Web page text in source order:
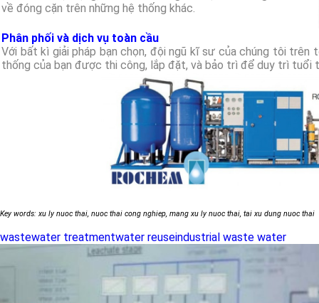
về đóng cặn trên những hệ thống khác.
Phân phối và dịch vụ toàn cầu
Với bất kì giải pháp bạn chọn, đội ngũ kĩ sư của chúng tôi trên
thống của bạn được thi công, lắp đặt, và bảo trì để duy trì tuổi
Key words: xu ly nuoc thai, nuoc thai cong nghiep, mang xu ly nuoc thai, tai xu dung nuoc thai
wastewater treatmentwater reuseindustrial waste water